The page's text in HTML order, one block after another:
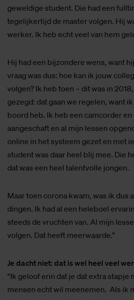
geweldige student. Die had een
tegelijkertijd de master volgen. Hij
werker. Ik heb echt veel van hem
Hij had een bijzondere wens, want
vraag was dus: hoe kan ik jouw
volgen? Ik heb toen – dit was in
gezegd: dat gaan we regelen, want
boord heb. Ik heb een camcorder
aangeschaft en al mijn lessen
online in het systeem gezet en met
student was daar heel blij mee. Die
dat was een heel talentvolle jongen.
Maar toen corona kwam, was ik dus
dingen. Ik had al een heleboel
steeds de vruchten van. Al mijn
volgen. Dat heeft meerwaarde.”
Je dacht niet: dat is wel heel veel
“Ik geloof erin dat je dat extra stapje
mensen echt wil meenemen. Als ik